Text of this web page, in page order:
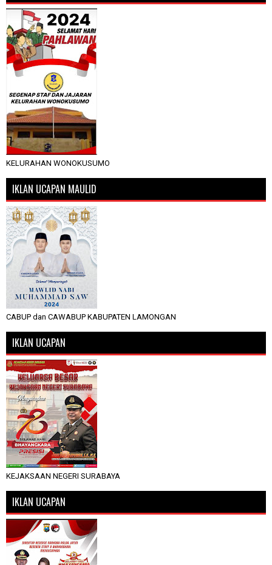
KELURAHAN WONOKUSUMO
IKLAN UCAPAN MAULID
CABUP dan CAWABUP KABUPATEN LAMONGAN
IKLAN UCAPAN
KEJAKSAAN NEGERI SURABAYA
IKLAN UCAPAN